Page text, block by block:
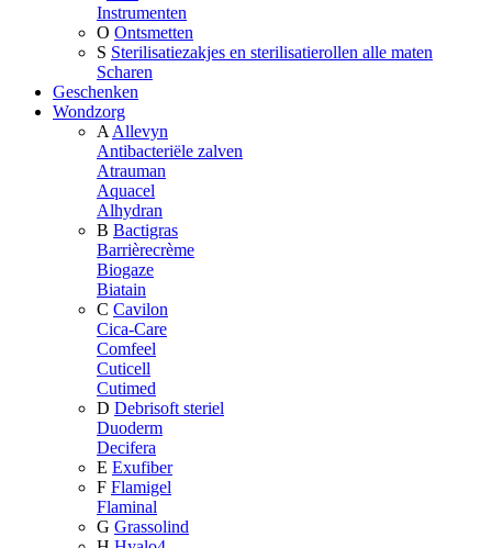
Instrumenten
O Ontsmetten
S Sterilisatiezakjes en sterilisatierollen alle maten
Scharen
Geschenken
Wondzorg
A Allevyn
Antibacteriële zalven
Atrauman
Aquacel
Alhydran
B Bactigras
Barrièrecrème
Biogaze
Biatain
C Cavilon
Cica-Care
Comfeel
Cuticell
Cutimed
D Debrisoft steriel
Duoderm
Decifera
E Exufiber
F Flamigel
Flaminal
G Grassolind